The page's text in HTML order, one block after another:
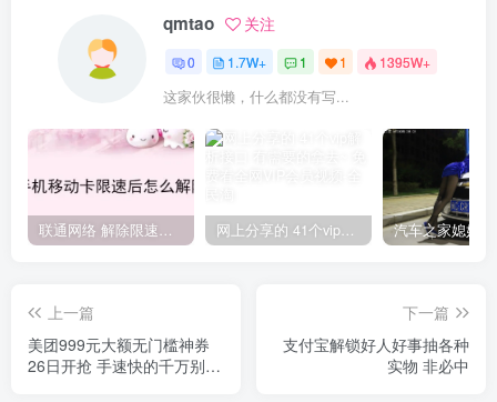
qmtao 关注
0 1.7W+ 1 1 1395W+
这家伙很懒，什么都没有写...
联通网络 解除限速方法参考！畅享、畅玩、老白干等及其它地区自测了 网上分享的 41个vip解析接口 有需要的拿去~ 免费看全网VIP会员视频
上一篇
美团999元大额无门槛神券
26日开抢 手速快的千万别错
下一篇
支付宝解锁好人好事抽各种
实物 非必中